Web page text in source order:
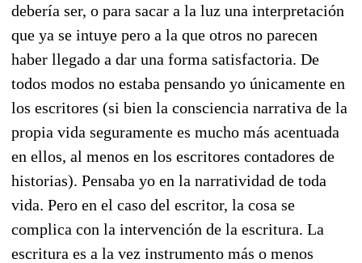
debería ser, o para sacar a la luz una interpretación
que ya se intuye pero a la que otros no parecen
haber llegado a dar una forma satisfactoria. De
todos modos no estaba pensando yo únicamente en
los escritores (si bien la consciencia narrativa de la
propia vida seguramente es mucho más acentuada
en ellos, al menos en los escritores contadores de
historias). Pensaba yo en la narratividad de toda
vida. Pero en el caso del escritor, la cosa se
complica con la intervención de la escritura. La
escritura es a la vez instrumento más o menos